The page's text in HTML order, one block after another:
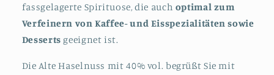
fassgelagerte Spirituose, die auch optimal zum
Verfeinern von Kaffee- und Eisspezialitäten sowie
Desserts geeignet ist.
Die Alte Haselnuss mit 40% vol. begrüßt Sie mit